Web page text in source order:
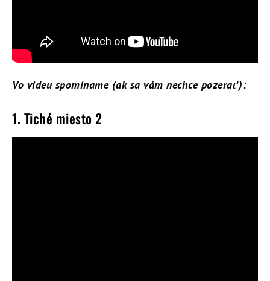
Vo videu spomíname (ak sa vám nechce pozerať):
1. Tiché miesto 2